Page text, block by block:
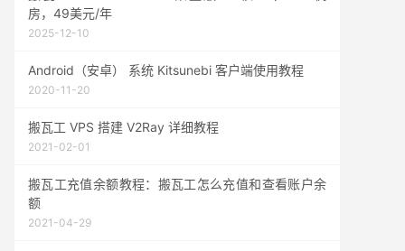
房，49美元/年
2025-12-10
Android（安卓） 系统 Kitsunebi 客户端使用教程
2020-11-20
搬瓦工 VPS 搭建 V2Ray 详细教程
2021-02-01
搬瓦工充值余额教程：搬瓦工怎么充值和查看账户余
额
2021-04-29